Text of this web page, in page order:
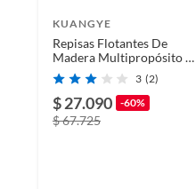
KUANGYE
Repisas Flotantes De
Madera Multipropósito Kit
X3 Colores.
3 (2)
$ 27.090 -60%
$ 67.725